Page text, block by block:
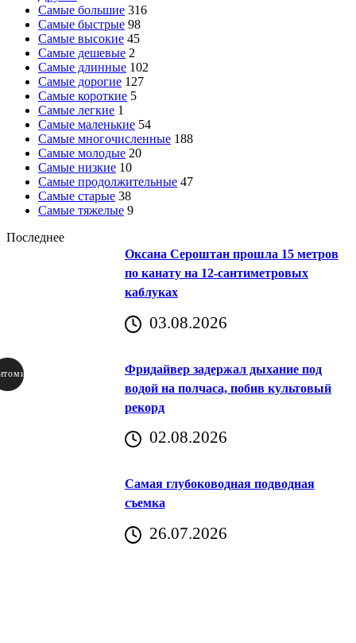
Самые большие 316
Самые быстрые 98
Самые высокие 45
Самые дешевые 2
Самые длинные 102
Самые дорогие 127
Самые короткие 5
Самые легкие 1
Самые маленькие 54
Самые многочисленные 188
Самые молодые 20
Самые низкие 10
Самые продолжительные 47
Самые старые 38
Самые тяжелые 9
Последнее
Оксана Сероштан прошла 15 метров
по канату на 12-сантиметровых
каблуках
03.08.2026
Фридайвер задержал дыхание под
водой на полчаса, побив культовый
рекорд
02.08.2026
Самая глубоководная подводная
съемка
26.07.2026